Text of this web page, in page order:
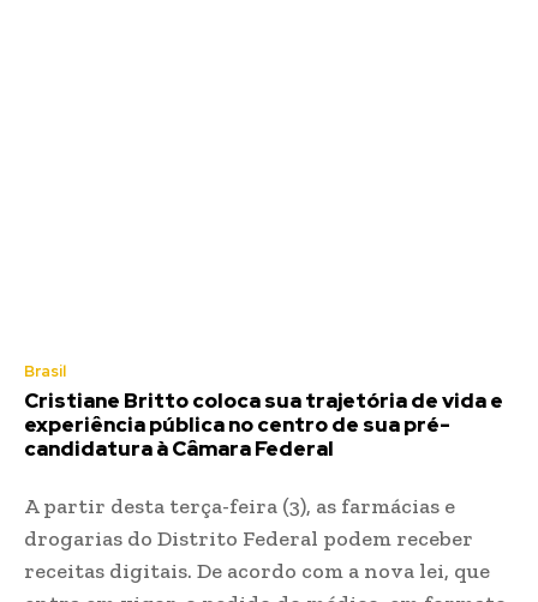
Brasil
Cristiane Britto coloca sua trajetória de vida e
experiência pública no centro de sua pré-
candidatura à Câmara Federal
A partir desta terça-feira (3), as farmácias e
drogarias do Distrito Federal podem receber
receitas digitais. De acordo com a nova lei, que